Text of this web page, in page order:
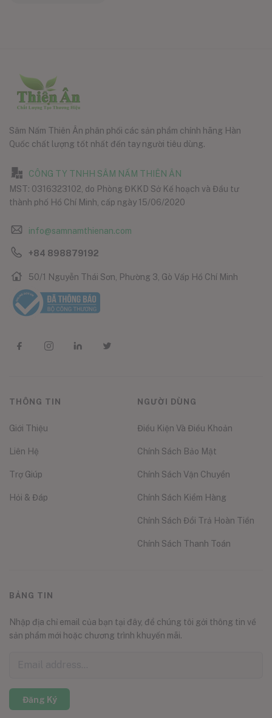
Sâm Nấm Thiên Ân phân phối các sản phẩm chính hãng Hàn
Quốc chất lượng tốt nhất đến tay người tiêu dùng.
CÔNG TY TNHH SÂM NẤM THIÊN ÂN
MST: 0316323102, do Phòng ĐKKD Sở Kế hoạch và Đầu tư
thành phố Hồ Chí Minh, cấp ngày 15/06/2020
info@samnamthienan.com
+84 898879192
50/1 Nguyễn Thái Sơn, Phường 3, Gò Vấp Hồ Chí Minh
THÔNG TIN
Giới Thiệu
Liên Hệ
Trợ Giúp
Hỏi & Đáp
NGƯỜI DÙNG
Điều Kiện Và Điều Khoản
Chính Sách Bảo Mật
Chính Sách Vận Chuyển
Chính Sách Kiểm Hàng
Chính Sách Đổi Trả Hoàn Tiền
Chính Sách Thanh Toán
BẢNG TIN
Nhập địa chỉ email của bạn tại đây, để chúng tôi gởi thông tin về
sản phẩm mới hoặc chương trình khuyến mãi.
Đăng Ký